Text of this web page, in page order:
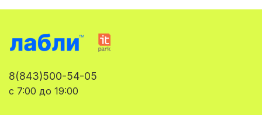
8(843)500-54-05
с 7:00 до 19:00